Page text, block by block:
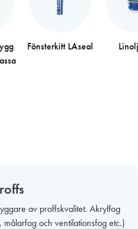
Fönsterkitt LAseal
av proffskvalitet. Akrylfog
och ventilationsfog etc.)